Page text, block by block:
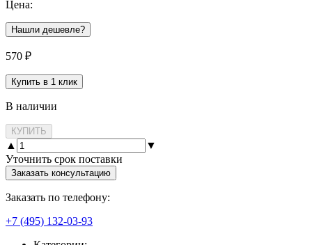
Цена:
Нашли дешевле?
570 ₽
Купить в 1 клик
В наличии
КУПИТЬ
▲
▼
Уточнить срок поставки
Заказать консультацию
Заказать по телефону:
+7 (495) 132-03-93